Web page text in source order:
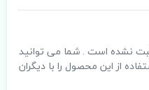
نشده است . شما می توانید
از این محصول را با دیگران